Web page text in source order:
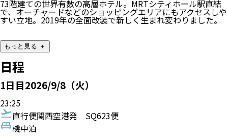
73階建ての世界有数の高層ホテル。MRTシティホール駅直結
で、オーチャードなどのショッピングエリアにもアクセスしや
すい立地。2019年の全面改装で新しく生まれ変わりました。
もっと見る ＋
日程
1日目2026/9/8（火）
23:25
直行便関西空港発
SQ623便
機中泊